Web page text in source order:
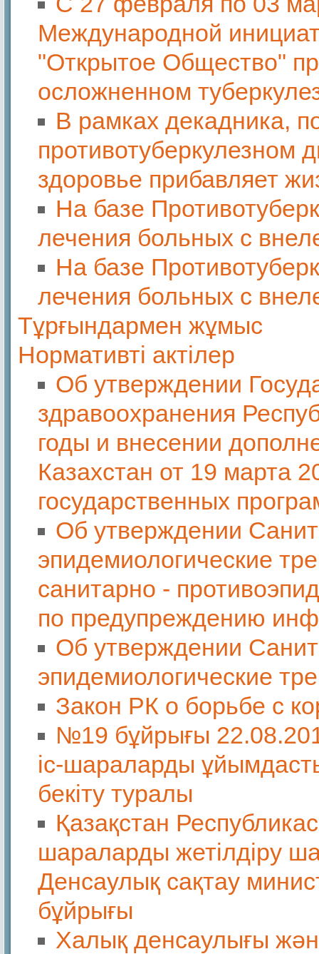
Международной
"Открытое Общество"
осложненном
В рамках декадника,
противотуберкулезном
здоровье прибавляет
На базе
лечения больных с
На базе
лечения больных с
Тұрғындармен жұмыс
Нормативті актілер
Об утверждении
здравоохранения
годы и внесении
Казахстан от 19 марта
государственных
Об утверждении
эпидемиологические
санитарно -
по предупреждению
Об утверждении
эпидемиологические
Закон РК о борьбе с
№19 бұйрығы
іс-шараларды
бекіту туралы
Қазақстан
шараларды жетілдіру
Денсаулық сақтау
бұйрығы
Халық денсаулығы